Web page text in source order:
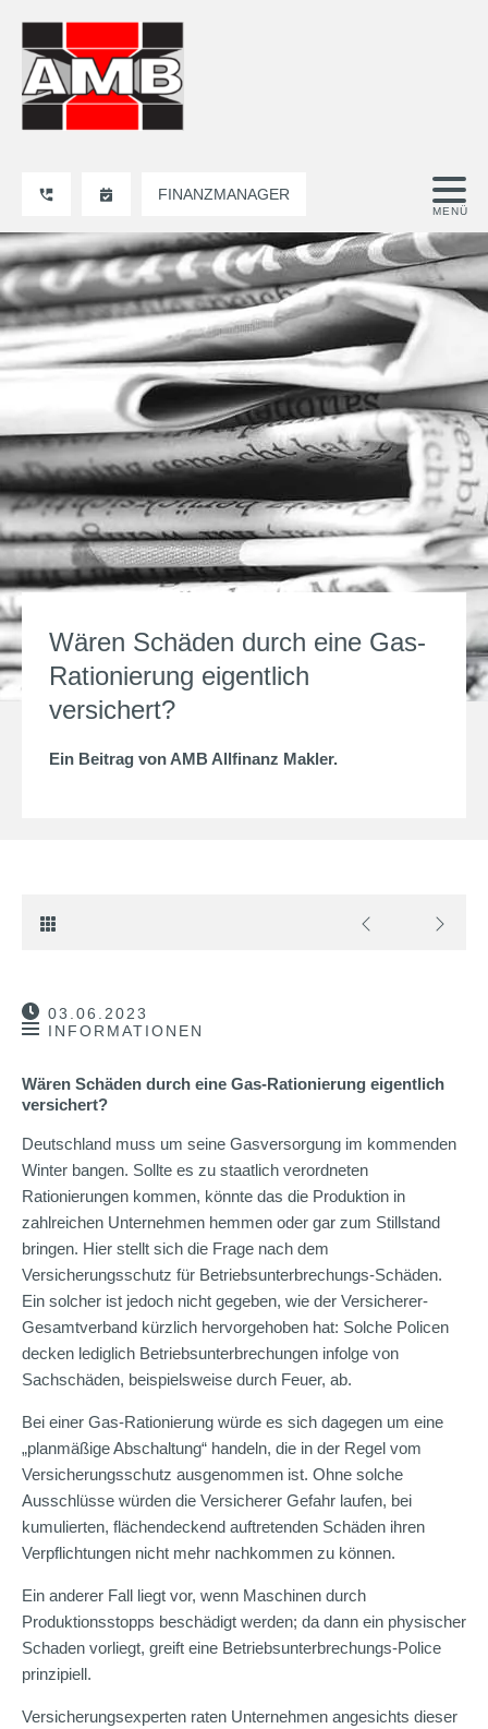
FINANZMANAGER
Wären Schäden durch eine Gas-
Rationierung eigentlich
versichert?
Ein Beitrag von AMB Allfinanz Makler.
03.06.2023
INFORMATIONEN
Wären Schäden durch eine Gas-Rationierung eigentlich
versichert?
Deutschland muss um seine Gasversorgung im kommenden
Winter bangen. Sollte es zu staatlich verordneten
Rationierungen kommen, könnte das die Produktion in
zahlreichen Unternehmen hemmen oder gar zum Stillstand
bringen. Hier stellt sich die Frage nach dem
Versicherungsschutz für Betriebsunterbrechungs-Schäden.
Ein solcher ist jedoch nicht gegeben, wie der Versicherer-
Gesamtverband kürzlich hervorgehoben hat: Solche Policen
decken lediglich Betriebsunterbrechungen infolge von
Sachschäden, beispielsweise durch Feuer, ab.
Bei einer Gas-Rationierung würde es sich dagegen um eine
„planmäßige Abschaltung“ handeln, die in der Regel vom
Versicherungsschutz ausgenommen ist. Ohne solche
Ausschlüsse würden die Versicherer Gefahr laufen, bei
kumulierten, flächendeckend auftretenden Schäden ihren
Verpflichtungen nicht mehr nachkommen zu können.
Ein anderer Fall liegt vor, wenn Maschinen durch
Produktionsstopps beschädigt werden; da dann ein physischer
Schaden vorliegt, greift eine Betriebsunterbrechungs-Police
prinzipiell.
Versicherungsexperten raten Unternehmen angesichts dieser